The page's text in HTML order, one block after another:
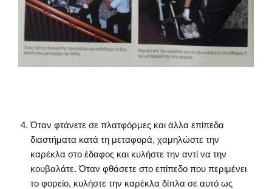
Όταν φτάνετε σε πλατφόρμες και άλλα επίπεδα
διαστήματα κατά τη μεταφορά, χαμηλώστε την
καρέκλα στο έδαφος και κυλήστε την αντί να την
κουβαλάτε. Όταν φθάσετε στο επίπεδο που περιμένει
το φορείο, κυλήστε την καρέκλα δίπλα σε αυτό ως